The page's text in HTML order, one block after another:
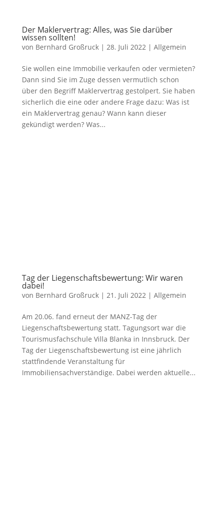
Der Maklervertrag: Alles, was Sie darüber
wissen sollten!
von Bernhard Großruck| 28. Juli 2022| Allgemein
Sie wollen eine Immobilie verkaufen oder vermieten?
Dann sind Sie im Zuge dessen vermutlich schon
über den Begriff Maklervertrag gestolpert. Sie haben
sicherlich die eine oder andere Frage dazu: Was ist
ein Maklervertrag genau? Wann kann dieser
gekündigt werden? Was...
Tag der Liegenschaftsbewertung: Wir waren
dabei!
von Bernhard Großruck| 21. Juli 2022| Allgemein
Am 20.06. fand erneut der MANZ-Tag der
Liegenschaftsbewertung statt. Tagungsort war die
Tourismusfachschule Villa Blanka in Innsbruck. Der
Tag der Liegenschaftsbewertung ist eine jährlich
stattfindende Veranstaltung für
Immobiliensachverständige. Dabei werden aktuelle...